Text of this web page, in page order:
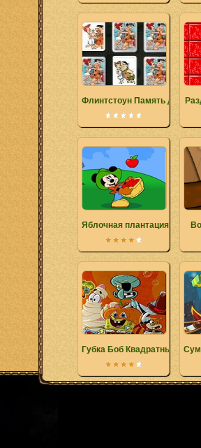
Флинтстоун Память дуэтов
Яблочная плантация Микки
Губка Боб Квадратные